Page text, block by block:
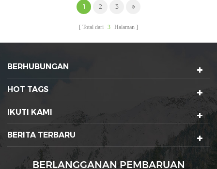
1 2 3
Total dari 3 Halaman
BERHUBUNGAN
HOT TAGS
IKUTI KAMI
BERITA TERBARU
BERLANGGANAN PEMBARUAN